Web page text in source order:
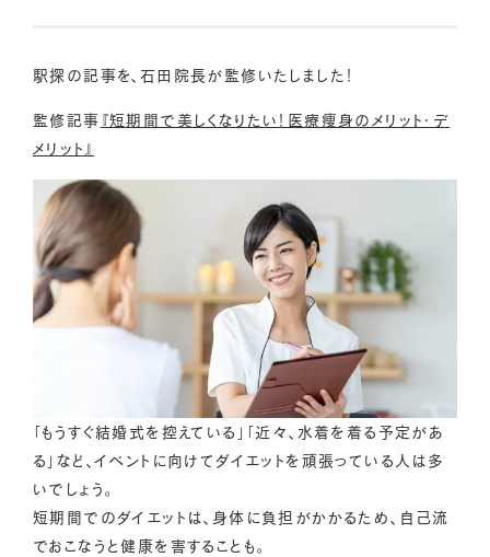
駅探の記事を、石田院長が監修いたしました！
監修記事 『短期間で美しくなりたい！医療痩身のメリット・デ
メリット』
「もうすぐ結婚式を控えている」「近々、水着を着る予定があ
る」など、イベントに向けてダイエットを頑張っている人は多
いでしょう。
短期間でのダイエットは、身体に負担がかかるため、自己流
でおこなうと健康を害することも。